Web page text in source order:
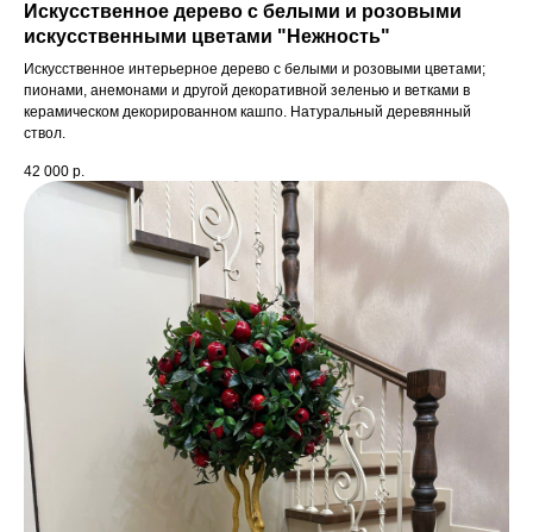
Искусственное дерево с белыми и розовыми
искусственными цветами "Нежность"
Искусственное интерьерное дерево с белыми и розовыми цветами;
пионами, анемонами и другой декоративной зеленью и ветками в
керамическом декорированном кашпо. Натуральный деревянный
ствол.
42 000 р.